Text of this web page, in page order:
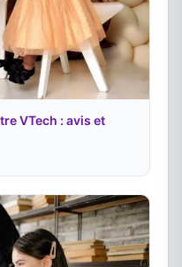
VTech : avis et